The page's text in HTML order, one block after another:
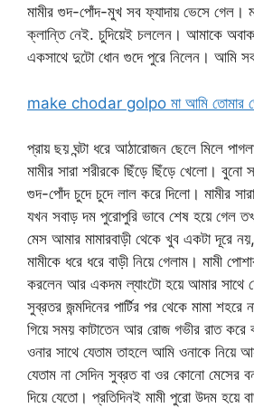
মামীর গুদ-পোঁদ-মুখ সব ফ্যাদায় ভেসে গেল।
ক্লান্তি নেই. চুদিয়েই চললেন। আমাকে
একসাথে দুটো ধোন গুদে পুরে নিলেন। আমি
make chodar golpo মা আমি তোমার
প্রায় ছয় ঘন্টা ধরে আঠারোজন ছেলে মিলে
মামীর সারা শরীরকে ছিঁড়ে ছিঁড়ে খেলো। বুনো
গুদ-পোঁদ চুদে চুদে লাল করে দিলো। মামীর
যখন সবাড় দম পুরোপুরি ভাবে শেষ হয়ে গেল
মেস আমার মামারবাড়ী থেকে খুব একটা দূরে
মামীকে ধরে ধরে বাড়ী নিয়ে গেলাম। মামী
করলেন আর একদম ল্যাংটো হয়ে আমার সাথে
সুব্রতর জন্মদিনের পার্টির পর থেকে মামা শহরে
গিয়ে সময় কাটাতেন আর রোজ গভীর রাত করে
ওনার সাথে যেতাম তাহলে আমি ওনাকে নিয়ে
যেতাম না সেদিন সুব্রত বা ওর কোনো মেসের
দিয়ে যেতো। প্রতিদিনই মামী পুরো উদম হয়ে